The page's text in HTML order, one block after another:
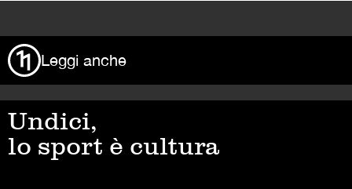
Leggi anche
Undici,
lo sport è cultura